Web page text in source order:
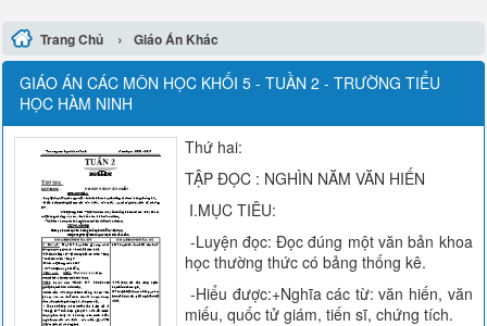
Trang Chủ › Giáo Án Khác
GIÁO ÁN CÁC MÔN HỌC KHỐI 5 - TUẦN 2 - TRƯỜNG TIỂU
HỌC HÀM NINH
Thứ hai:
TẬP ĐỌC : NGHÌN NĂM VĂN HIẾN
I.MỤC TIÊU:
-Luyện đọc: Đọc đúng một văn bản khoa
học thường thức có bảng thống kê.
-Hiểu được:+Nghĩa các từ: văn hiến, văn
miếu, quốc tử giám, tiến sĩ, chứng tích.